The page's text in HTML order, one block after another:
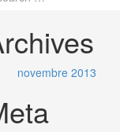
novembre 2013